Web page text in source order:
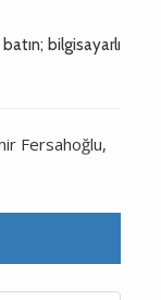
bilgisayarlı
Fersahoğlu,